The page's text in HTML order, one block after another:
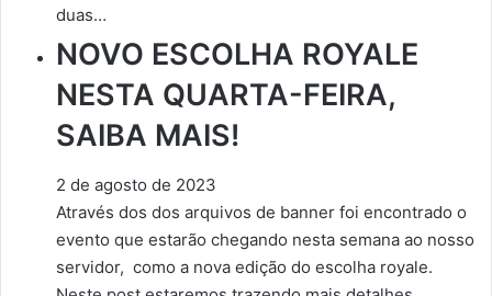
duas…
NOVO ESCOLHA ROYALE
NESTA QUARTA-FEIRA,
SAIBA MAIS!
2 de agosto de 2023
Através dos dos arquivos de banner foi encontrado o
evento que estarão chegando nesta semana ao nosso
servidor, como a nova edição do escolha royale.